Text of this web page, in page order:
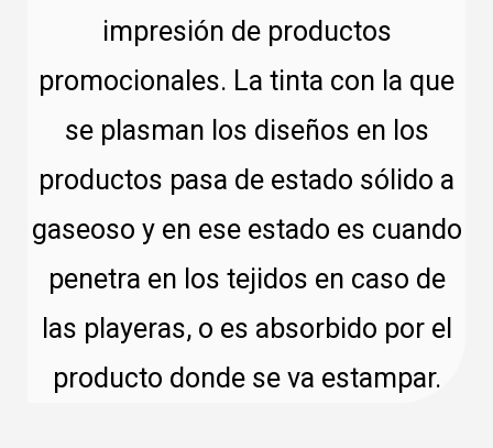
impresión de productos
promocionales. La tinta con la que
se plasman los diseños en los
productos pasa de estado sólido a
gaseoso y en ese estado es cuando
penetra en los tejidos en caso de
las playeras, o es absorbido por el
producto donde se va estampar.